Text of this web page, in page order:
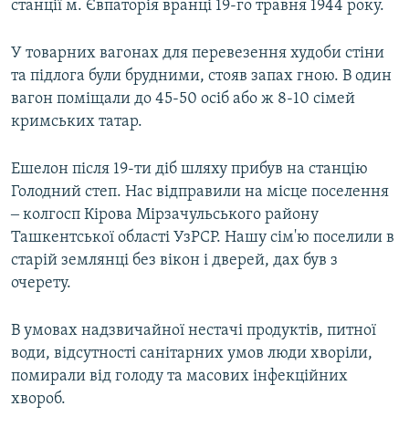
станції м. Євпаторія вранці 19-го травня 1944 року.
У товарних вагонах для перевезення худоби стіни
та підлога були брудними, стояв запах гною. В один
вагон поміщали до 45-50 осіб або ж 8-10 сімей
кримських татар.
Ешелон після 19-ти діб шляху прибув на станцію
Голодний степ. Нас відправили на місце поселення
‒ колгосп Кірова Мірзачульського району
Ташкентської області УзРСР. Нашу сім'ю поселили в
старій землянці без вікон і дверей, дах був з
очерету.
В умовах надзвичайної нестачі продуктів, питної
води, відсутності санітарних умов люди хворіли,
помирали від голоду та масових інфекційних
хвороб.